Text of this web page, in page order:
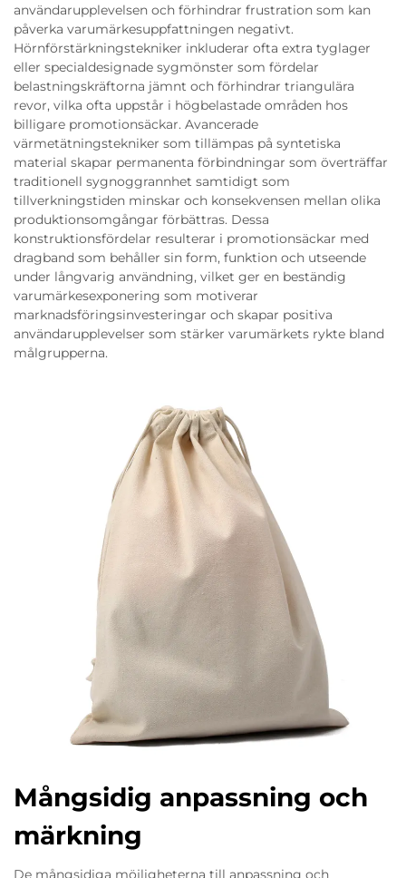
användarupplevelsen och förhindrar frustration som kan
påverka varumärkesuppfattningen negativt.
Hörnförstärkningstekniker inkluderar ofta extra tyglager
eller specialdesignade sygmönster som fördelar
belastningskräftorna jämnt och förhindrar triangulära
revor, vilka ofta uppstår i högbelastade områden hos
billigare promotionsäckar. Avancerade
värmetätningstekniker som tillämpas på syntetiska
material skapar permanenta förbindningar som överträffar
traditionell sygnoggrannhet samtidigt som
tillverkningstiden minskar och konsekvensen mellan olika
produktionsomgångar förbättras. Dessa
konstruktionsfördelar resulterar i promotionsäckar med
dragband som behåller sin form, funktion och utseende
under långvarig användning, vilket ger en beständig
varumärkesexponering som motiverar
marknadsföringsinvesteringar och skapar positiva
användarupplevelser som stärker varumärkets rykte bland
målgrupperna.
Mångsidig anpassning och
märkning
De mångsidiga möjligheterna till anpassning och